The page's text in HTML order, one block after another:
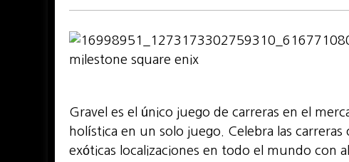
Gravel es el único juego de carreras en el
holística en un solo juego. Celebra las
exóticas localizaciones en todo el mundo con